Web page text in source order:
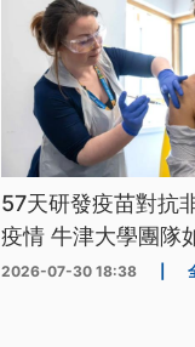
57天研發疫苗對抗
疫情 牛津大學團隊
2026-07-30 18:38